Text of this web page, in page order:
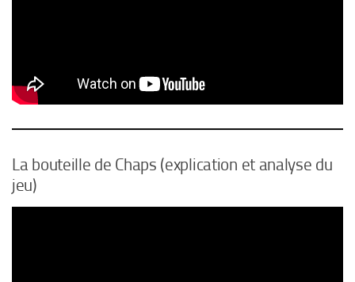
La bouteille de Chaps (explication et analyse du
jeu)